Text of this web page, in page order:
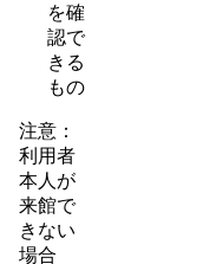
を確
認で
きる
もの
注意：
利用者
本人が
来館で
きない
場合